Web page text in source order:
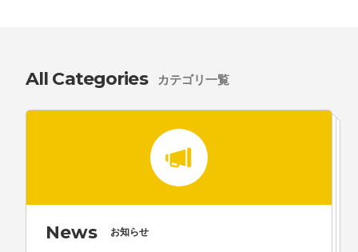
All Categories カテゴリ一覧
News お知らせ